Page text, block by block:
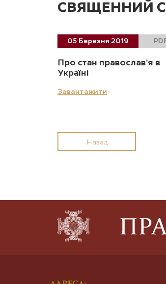
СВЯЩЕННИЙ
05 Березня 2019
Про стан православ’я в
Україні
Завантажити
Назад